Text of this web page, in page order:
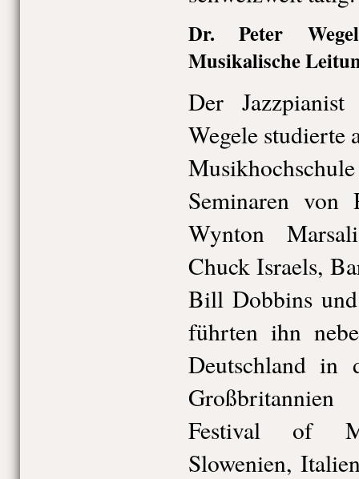
Dr. Peter
Musikalische
Der
Wegele studierte
Seminaren von
Wynton
Chuck Israels,
Bill Dobbins
führten ihn
Deutschland
Festival of
Slowenien,